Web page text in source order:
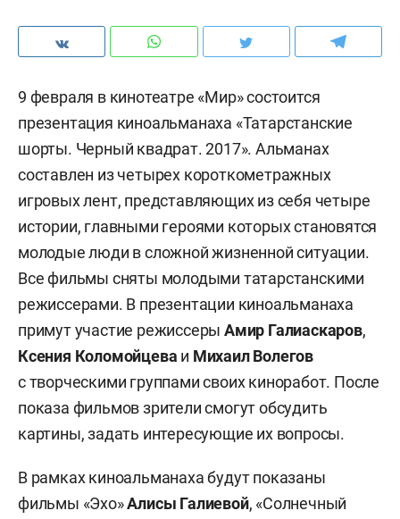
9 февраля в кинотеатре «Мир» состоится
презентация киноальманаха «Татарстанские
шорты. Черный квадрат. 2017». Альманах
составлен из четырех короткометражных
игровых лент, представляющих из себя четыре
истории, главными героями которых становятся
молодые люди в сложной жизненной ситуации.
Все фильмы сняты молодыми татарстанскими
режиссерами. В презентации киноальманаха
примут участие режиссерыАмир Галиаскаров,
Ксения Коломойцева и Михаил Волегов
с творческими группами своих киноработ. После
показа фильмов зрители смогут обсудить
картины, задать интересующие их вопросы.
В рамках киноальманаха будут показаны
фильмы «Эхо»Алисы Галиевой, «Солнечный